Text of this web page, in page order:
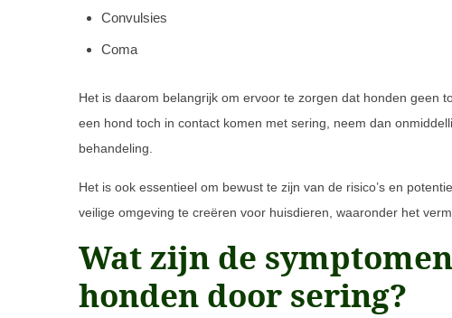
Convulsies
Coma
Het is daarom belangrijk om ervoor te zorgen dat honden geen
een hond toch in contact komen met sering, neem dan
behandeling.
Het is ook essentieel om bewust te zijn van de risico’s en
veilige omgeving te creëren voor huisdieren, waaronder het
Wat zijn de
honden door sering?